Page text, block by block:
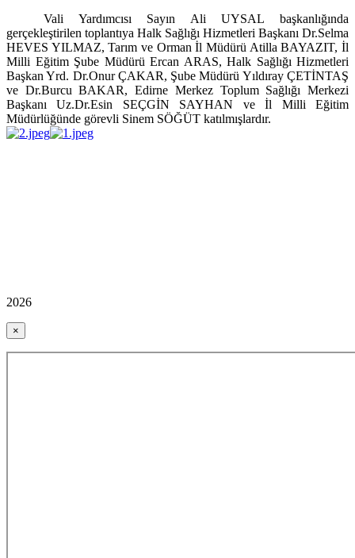
Vali Yardımcısı Sayın Ali UYSAL başkanlığında
gerçekleştirilen toplantıya Halk Sağlığı Hizmetleri Başkanı Dr.Selma
HEVES YILMAZ, Tarım ve Orman İl Müdürü Atilla BAYAZIT, İl
Milli Eğitim Şube Müdürü Ercan ARAS, Halk Sağlığı Hizmetleri
Başkan Yrd. Dr.Onur ÇAKAR, Şube Müdürü Yıldıray ÇETİNTAŞ
ve Dr.Burcu BAKAR, Edirne Merkez Toplum Sağlığı Merkezi
Başkanı Uz.Dr.Esin SEÇGİN SAYHAN ve İl Milli Eğitim
Müdürlüğünde görevli Sinem SÖĞÜT katılmışlardır.
2026
×